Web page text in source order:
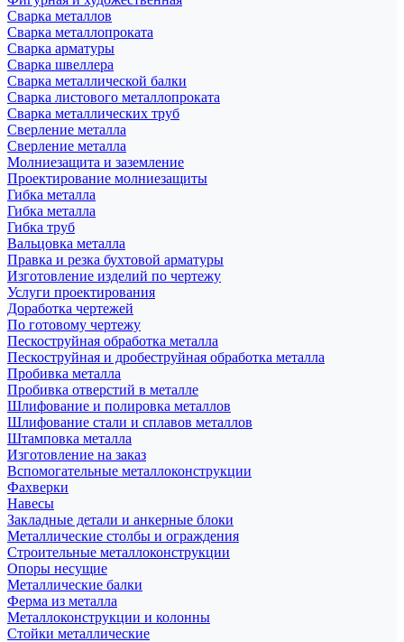
Сварка металлов
Сварка металлопроката
Сварка арматуры
Сварка швеллера
Сварка металлической балки
Сварка листового металлопроката
Сварка металлических труб
Сверление металла
Сверление металла
Молниезащита и заземление
Проектирование молниезащиты
Гибка металла
Гибка металла
Гибка труб
Вальцовка металла
Правка и резка бухтовой арматуры
Изготовление изделий по чертежу
Услуги проектирования
Доработка чертежей
По готовому чертежу
Пескоструйная обработка металла
Пескоструйная и дробеструйная обработка металла
Пробивка металла
Пробивка отверстий в металле
Шлифование и полировка металлов
Шлифование стали и сплавов металлов
Штамповка металла
Изготовление на заказ
Вспомогательные металлоконструкции
Фахверки
Навесы
Закладные детали и анкерные блоки
Металлические столбы и ограждения
Строительные металлоконструкции
Опоры несущие
Металлические балки
Ферма из металла
Металлоконструкции и колонны
Стойки металлические